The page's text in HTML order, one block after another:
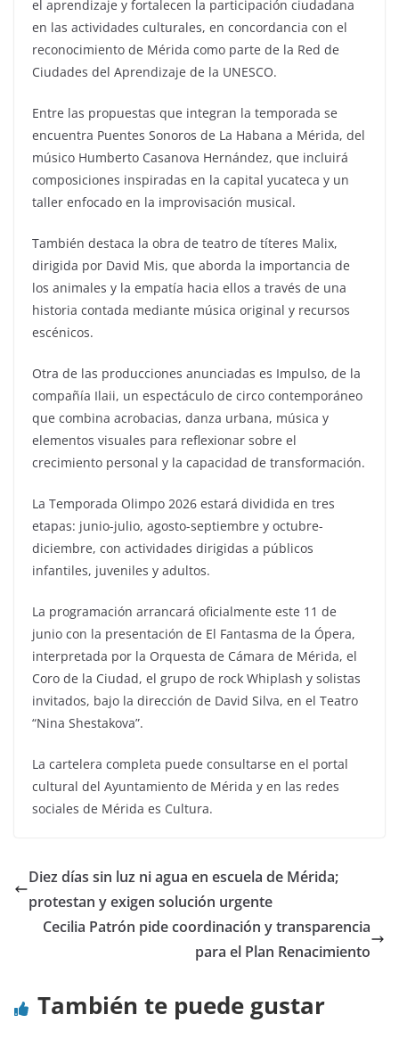
el aprendizaje y fortalecen la participación ciudadana
en las actividades culturales, en concordancia con el
reconocimiento de Mérida como parte de la Red de
Ciudades del Aprendizaje de la UNESCO.
Entre las propuestas que integran la temporada se
encuentra Puentes Sonoros de La Habana a Mérida, del
músico Humberto Casanova Hernández, que incluirá
composiciones inspiradas en la capital yucateca y un
taller enfocado en la improvisación musical.
También destaca la obra de teatro de títeres Malix,
dirigida por David Mis, que aborda la importancia de
los animales y la empatía hacia ellos a través de una
historia contada mediante música original y recursos
escénicos.
Otra de las producciones anunciadas es Impulso, de la
compañía Ilaii, un espectáculo de circo contemporáneo
que combina acrobacias, danza urbana, música y
elementos visuales para reflexionar sobre el
crecimiento personal y la capacidad de transformación.
La Temporada Olimpo 2026 estará dividida en tres
etapas: junio-julio, agosto-septiembre y octubre-
diciembre, con actividades dirigidas a públicos
infantiles, juveniles y adultos.
La programación arrancará oficialmente este 11 de
junio con la presentación de El Fantasma de la Ópera,
interpretada por la Orquesta de Cámara de Mérida, el
Coro de la Ciudad, el grupo de rock Whiplash y solistas
invitados, bajo la dirección de David Silva, en el Teatro
“Nina Shestakova”.
La cartelera completa puede consultarse en el portal
cultural del Ayuntamiento de Mérida y en las redes
sociales de Mérida es Cultura.
Diez días sin luz ni agua en escuela de Mérida;
protestan y exigen solución urgente
Cecilia Patrón pide coordinación y transparencia
para el Plan Renacimiento
También te puede gustar